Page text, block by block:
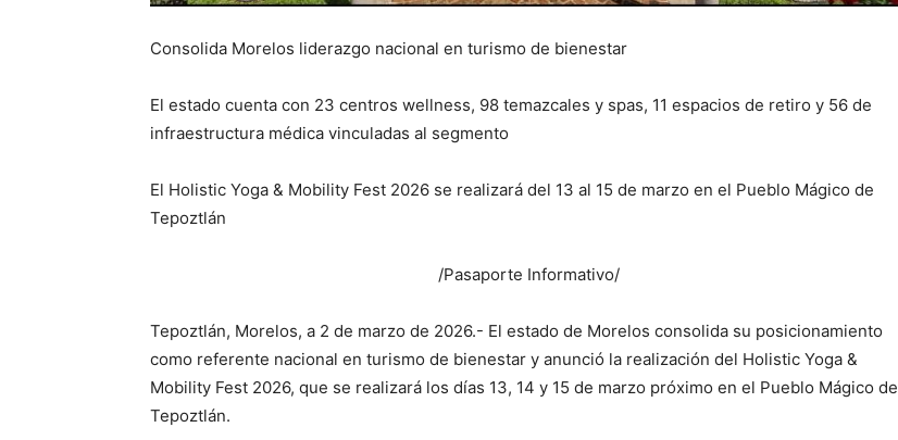
Consolida Morelos liderazgo nacional en turismo de bienestar
El estado cuenta con 23 centros wellness, 98 temazcales y spas, 11 espacios de retiro y 56 de
infraestructura médica vinculadas al segmento
El Holistic Yoga & Mobility Fest 2026 se realizará del 13 al 15 de marzo en el Pueblo Mágico de
Tepoztlán
/Pasaporte Informativo/
Tepoztlán, Morelos, a 2 de marzo de 2026.- El estado de Morelos consolida su posicionamiento
como referente nacional en turismo de bienestar y anunció la realización del Holistic Yoga &
Mobility Fest 2026, que se realizará los días 13, 14 y 15 de marzo próximo en el Pueblo Mágico de
Tepoztlán.